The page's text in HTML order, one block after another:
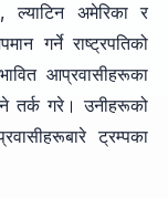
ल्याटिन अमेरिका र
गर्ने राष्ट्रपतिको
आप्रवासीहरूका
तर्क गरे। उनीहरूको
ट्रम्पका